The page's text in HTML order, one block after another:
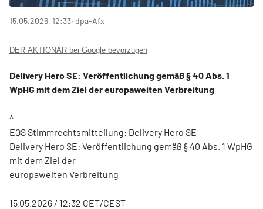
15.05.2026, 12:33‧ dpa-Afx
DER AKTIONÄR bei Google bevorzugen
Delivery Hero SE: Veröffentlichung gemäß § 40 Abs. 1
WpHG mit dem Ziel der europaweiten Verbreitung
^
EQS Stimmrechtsmitteilung: Delivery Hero SE
Delivery Hero SE: Veröffentlichung gemäß § 40 Abs. 1 WpHG
mit dem Ziel der
europaweiten Verbreitung
15.05.2026 / 12:32 CET/CEST